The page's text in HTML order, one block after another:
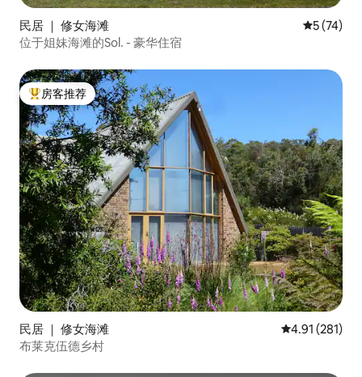
民居 ｜ 修女海滩 平均评分
5 (74)
位于姐妹海滩的Sol. - 豪华住宿
热门「房客推荐」
房客推荐
民居 ｜ 修女海滩 平均评分 4.91
4.91 (281)
布莱克伍德乡村